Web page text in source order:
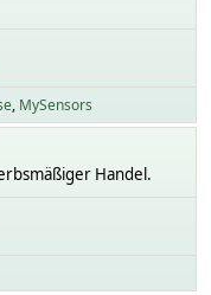
MySensors
Handel.